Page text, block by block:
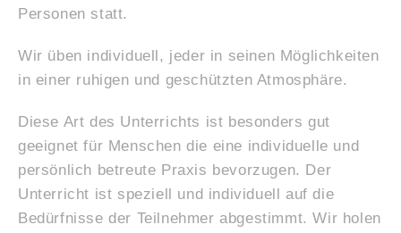
Personen statt.
Wir üben individuell, jeder in seinen Möglichkeiten
in einer ruhigen und geschützten Atmosphäre.
Diese Art des Unterrichts ist besonders gut
geeignet für Menschen die eine individuelle und
persönlich betreute Praxis bevorzugen. Der
Unterricht ist speziell und individuell auf die
Bedürfnisse der Teilnehmer abgestimmt. Wir holen